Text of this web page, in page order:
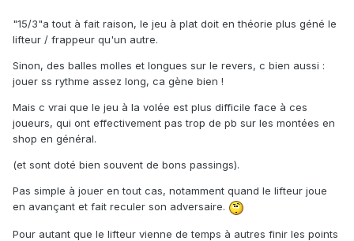
"15/3"a tout à fait raison, le jeu à plat doit en théorie plus géné le
lifteur / frappeur qu'un autre.
Sinon, des balles molles et longues sur le revers, c bien aussi :
jouer ss rythme assez long, ca gène bien !
Mais c vrai que le jeu à la volée est plus difficile face à ces
joueurs, qui ont effectivement pas trop de pb sur les montées en
shop en général.
(et sont doté bien souvent de bons passings).
Pas simple à jouer en tout cas, notamment quand le lifteur joue
en avançant et fait reculer son adversaire.
Pour autant que le lifteur vienne de temps à autres finir les points